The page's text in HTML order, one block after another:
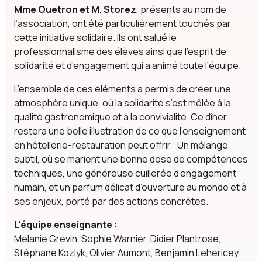
Mme Quetron et M. Storez, présents au nom de
l’association, ont été particulièrement touchés par
cette initiative solidaire. Ils ont salué le
professionnalisme des élèves ainsi que l’esprit de
solidarité et d’engagement qui a animé toute l’équipe.
L’ensemble de ces éléments a permis de créer une
atmosphère unique, où la solidarité s’est mêlée à la
qualité gastronomique et à la convivialité. Ce dîner
restera une belle illustration de ce que l’enseignement
en hôtellerie-restauration peut offrir : Un mélange
subtil, où se marient une bonne dose de compétences
techniques, une généreuse cuillerée d’engagement
humain, et un parfum délicat d’ouverture au monde et à
ses enjeux, porté par des actions concrètes.
L’équipe enseignante :
Mélanie Grévin, Sophie Warnier, Didier Plantrose,
Stéphane Kozlyk, Olivier Aumont, Benjamin Lehericey